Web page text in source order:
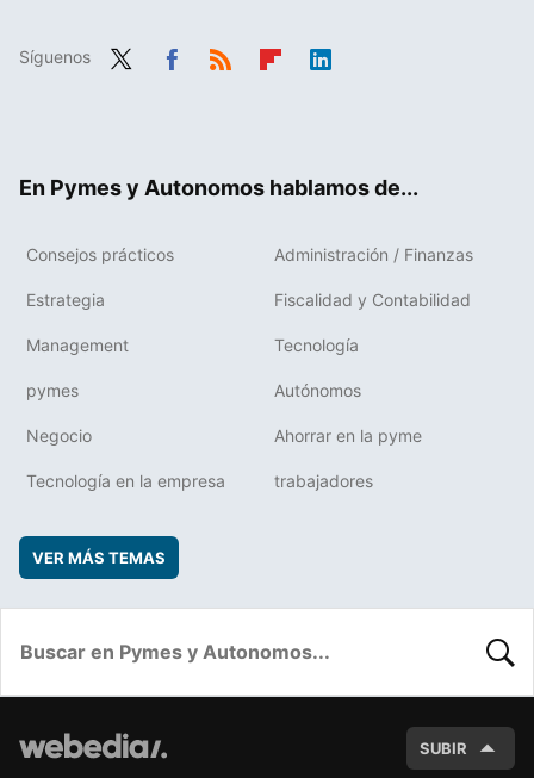
Síguenos
En Pymes y Autonomos hablamos de...
Consejos prácticos Administración / Finanzas
Estrategia Fiscalidad y Contabilidad
Management Tecnología
pymes Autónomos
Negocio Ahorrar en la pyme
Tecnología en la empresa trabajadores
VER MÁS TEMAS
SUBIR